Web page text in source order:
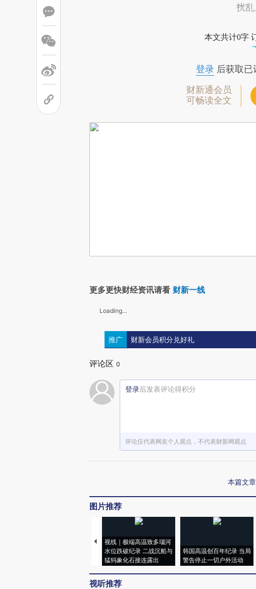
扰乱
本文共计0字
登录后获取已
财新通会员
可畅读全文
更多更快财经资讯请看 财新一线
Loading...
推广 财新会员积分兑好礼
评论区 0
登录后发表评论得积分
评论仅代表网友个人观点，不代表财新网观点
本篇文
图片推荐
视线｜极端高温致多瑙河
水位跌破纪录 二战沉船与
猛犸象化石接连露出
韩国高温创百年纪录 当局
警告停止一切户外活动
视听推荐